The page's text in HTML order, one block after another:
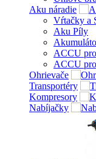
Aku náradie
Vŕtačky a
Aku Píly
ACCU
ACCU
Ohrievače
Transportéry
Kompresory
Nabíjačky